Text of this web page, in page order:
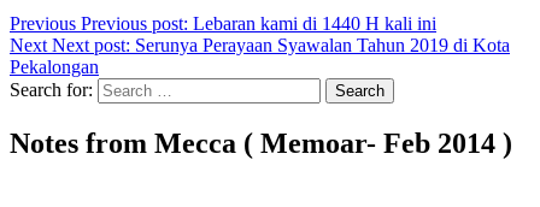
Previous Previous post: Lebaran kami di 1440 H kali ini
Next Next post: Serunya Perayaan Syawalan Tahun 2019 di Kota
Pekalongan
Search for:
Search
Notes from Mecca ( Memoar- Feb 2014 )